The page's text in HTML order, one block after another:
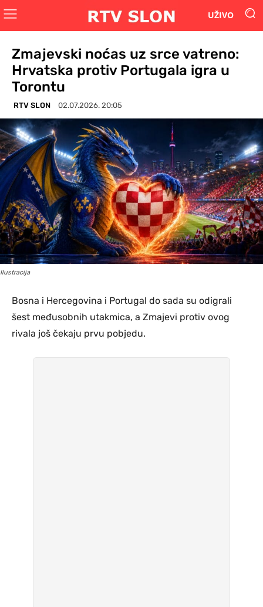
UŽIVO
Zmajevski noćas uz srce vatreno:
Hrvatska protiv Portugala igra u
Torontu
RTV SLON 02.07.2026. 20:05
Ilustracija
Bosna i Hercegovina i Portugal do sada su odigrali
šest međusobnih utakmica, a Zmajevi protiv ovog
rivala još čekaju prvu pobjedu.